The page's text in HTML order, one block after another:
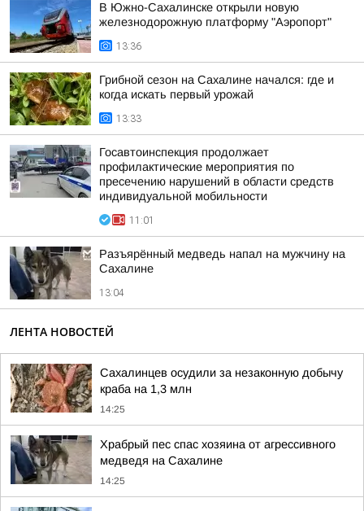
В Южно-Сахалинске открыли новую
железнодорожную платформу "Аэропорт"
13:36
Грибной сезон на Сахалине начался: где и
когда искать первый урожай
13:33
Госавтоинспекция продолжает
профилактические мероприятия по
пресечению нарушений в области средств
индивидуальной мобильности
11:01
Разъярённый медведь напал на мужчину на
Сахалине
13:04
ЛЕНТА НОВОСТЕЙ
Сахалинцев осудили за незаконную добычу
краба на 1,3 млн
14:25
Храбрый пес спас хозяина от агрессивного
медведя на Сахалине
14:25